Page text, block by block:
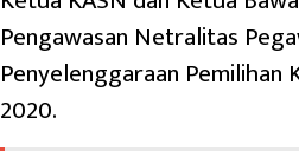
Pengawasan Netralitas
Penyelenggaraan Pemilihan
2020.